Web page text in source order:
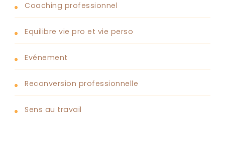
Coaching professionnel
Equilibre vie pro et vie perso
Evénement
Reconversion professionnelle
Sens au travail